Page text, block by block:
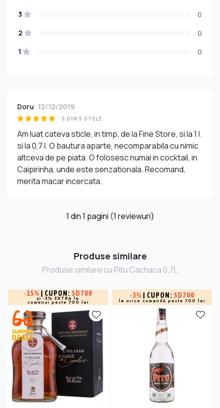
3
0
2
0
1
0
Doru 12/12/2019
5 DIN 5 STELE
Am luat cateva sticle, in timp, de la Fine Store, si la 1 l.
si la 0,7 l. O bautura aparte, necomparabila cu nimic
altceva de pe piata. O folosesc numai in cocktail, in
Caipirinha, unde este senzationala. Recomand,
merita macar incercata.
1 din1 pagini (1 reviewuri)
Produse similare
Produse similare cu Pitu Cachaca 0.7L
-15% | CUPON: SD700
și -3% EXTRA la
comenzi peste 700 lei
-3% | CUPON: SD700
la orice comandă peste 700 lei